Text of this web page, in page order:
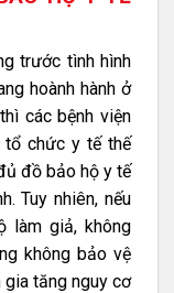
trước tình hình
hoành hành ở
các bệnh viện
tổ chức y tế thế
đồ bảo hộ y tế
Tuy nhiên, nếu
làm giả, không
không bảo vệ
tăng nguy cơ